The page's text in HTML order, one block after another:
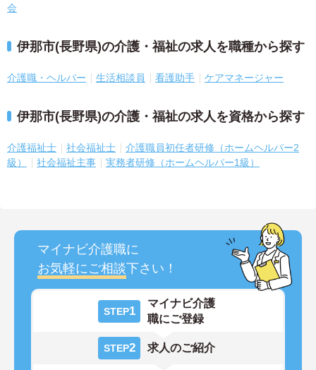
会
伊那市(長野県)の介護・福祉の求人を職種から探す
介護職・ヘルパー 生活相談員 看護助手 ケアマネージャー
伊那市(長野県)の介護・福祉の求人を資格から探す
介護福祉士 社会福祉士
介護職員初任者研修（ホームヘルパー2
級）
社会福祉主事 実務者研修（ホームヘルパー1級）
マイナビ介護職に
お気軽にご相談下さい！
STEP1
マイナビ介護
職にご登録
STEP2 求人のご紹介